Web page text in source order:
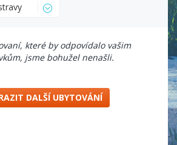
které by odpovídalo vašim
jsme bohužel nenašli.
DALŠÍ UBYTOVÁNÍ